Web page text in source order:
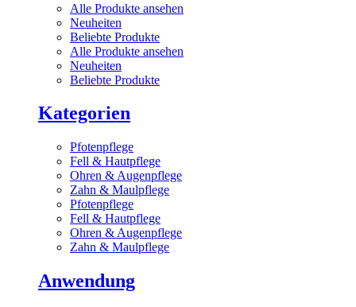
Alle Produkte ansehen
Neuheiten
Beliebte Produkte
Alle Produkte ansehen
Neuheiten
Beliebte Produkte
Kategorien
Pfotenpflege
Fell & Hautpflege
Ohren & Augenpflege
Zahn & Maulpflege
Pfotenpflege
Fell & Hautpflege
Ohren & Augenpflege
Zahn & Maulpflege
Anwendung